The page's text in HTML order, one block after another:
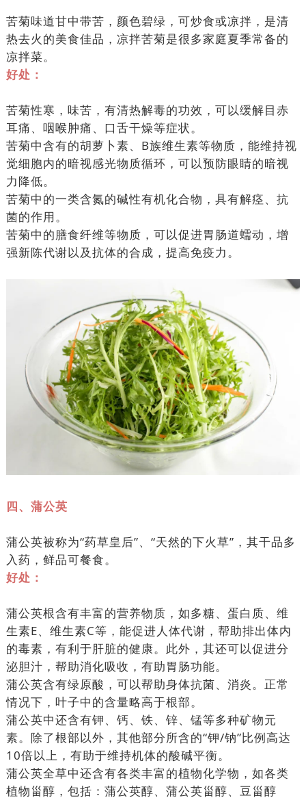
苦菊味道甘中带苦，颜色碧绿，可炒食或凉拌，是清
热去火的美食佳品，凉拌苦菊是很多家庭夏季常备的
凉拌菜。
好处：
苦菊性寒，味苦，有清热解毒的功效，可以缓解目赤
耳痛、咽喉肿痛、口舌干燥等症状。
苦菊中含有的胡萝卜素、B族维生素等物质，能维持视
觉细胞内的暗视感光物质循环，可以预防眼睛的暗视
力降低。
苦菊中的一类含氮的碱性有机化合物，具有解痉、抗
菌的作用。
苦菊中的膳食纤维等物质，可以促进胃肠道蠕动，增
强新陈代谢以及抗体的合成，提高免疫力。
四、蒲公英
蒲公英被称为“药草皇后”、“天然的下火草”，其干品多
入药，鲜品可餐食。
好处：
蒲公英根含有丰富的营养物质，如多糖、蛋白质、维
生素E、维生素C等，能促进人体代谢，帮助排出体内
的毒素，有利于肝脏的健康。此外，其还可以促进分
泌胆汁，帮助消化吸收，有助胃肠功能。
蒲公英含有绿原酸，可以帮助身体抗菌、消炎。正常
情况下，叶子中的含量略高于根部。
蒲公英中还含有钾、钙、铁、锌、锰等多种矿物元
素。除了根部以外，其他部分所含的“钾/钠”比例高达
10倍以上，有助于维持机体的酸碱平衡。
蒲公英全草中还含有各类丰富的植物化学物，如各类
植物甾醇，包括：蒲公英醇、蒲公英甾醇、豆甾醇